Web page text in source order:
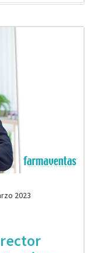
2023